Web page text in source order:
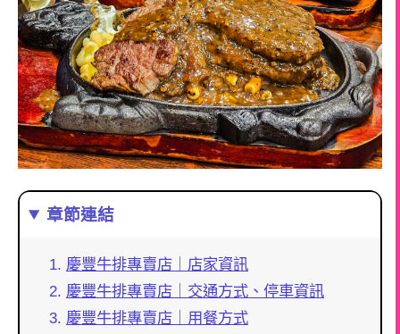
章節連結
慶豐牛排專賣店｜店家資訊
慶豐牛排專賣店｜交通方式、停車資訊
慶豐牛排專賣店｜用餐方式